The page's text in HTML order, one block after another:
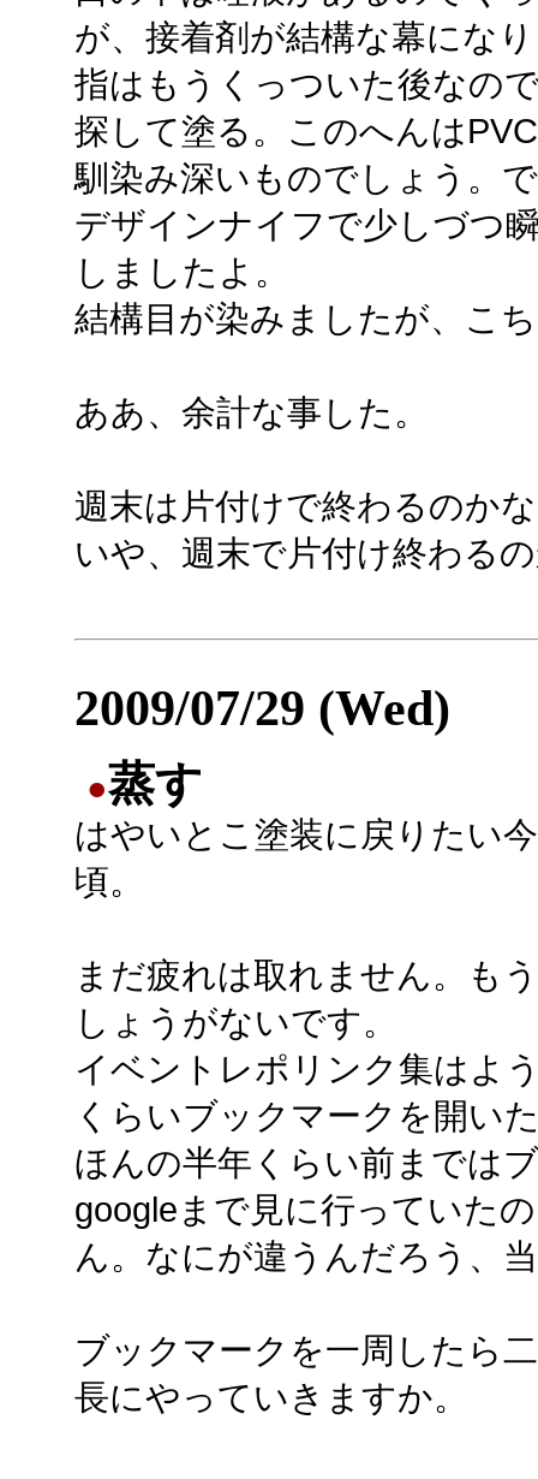
が、接着剤が結構な幕にな
指はもうくっついた後なの
探して塗る。このへんは
馴染み深いものでしょう。
デザインナイフで少しづつ
しましたよ。
結構目が染みましたが、こ
ああ、余計な事した。
週末は片付けで終わるのか
いや、週末で片付け終わる
2009/07/29 (Wed)
●蒸す
はやいとこ塗装に戻りたい
頃。
まだ疲れは取れません。も
しょうがないです。
イベントレポリンク集はよ
くらいブックマークを開い
ほんの半年くらい前までは
googleまで見に行っていた
ん。なにが違うんだろう、
ブックマークを一周したら
長にやっていきますか。